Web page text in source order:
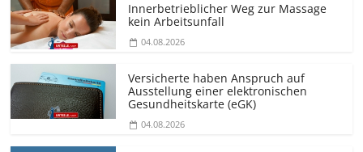
Innerbetrieblicher Weg zur Massage
kein Arbeitsunfall
04.08.2026
Versicherte haben Anspruch auf
Ausstellung einer elektronischen
Gesundheitskarte (eGK)
04.08.2026